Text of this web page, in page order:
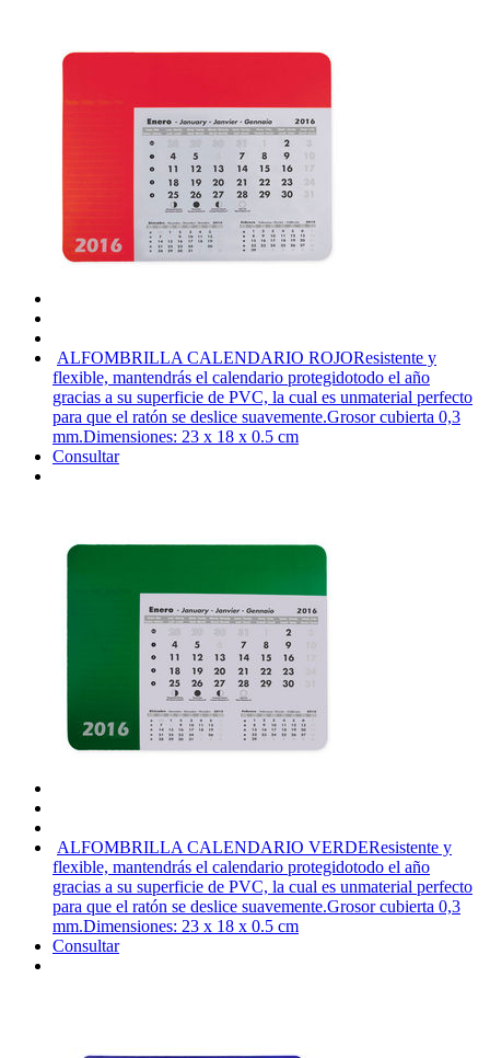
ALFOMBRILLA CALENDARIO ROJOResistente y
flexible, mantendrás el calendario protegidotodo el año
gracias a su superficie de PVC, la cual es unmaterial perfecto
para que el ratón se deslice suavemente.Grosor cubierta 0,3
mm.Dimensiones: 23 x 18 x 0.5 cm
Consultar
ALFOMBRILLA CALENDARIO VERDEResistente y
flexible, mantendrás el calendario protegidotodo el año
gracias a su superficie de PVC, la cual es unmaterial perfecto
para que el ratón se deslice suavemente.Grosor cubierta 0,3
mm.Dimensiones: 23 x 18 x 0.5 cm
Consultar